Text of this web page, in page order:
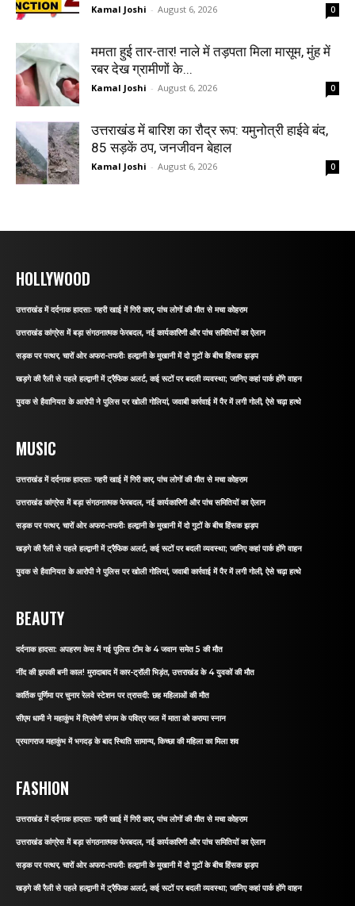
Kamal Joshi - August 6, 2026 0
ममता हुई तार-तार! नाले में तड़पता मिला मासूम, मुंह में
रबर देख ग्रामीणों के...
Kamal Joshi - August 6, 2026 0
उत्तराखंड में बारिश का रौद्र रूप: यमुनोत्री हाईवे बंद,
85 सड़कें ठप, जनजीवन बेहाल
Kamal Joshi - August 6, 2026 0
HOLLYWOOD
उत्तराखंड में दर्दनाक हादसाः गहरी खाई में गिरी कार, पांच लोगों की मौत से मचा कोहराम
उत्तराखंड कांग्रेस में बड़ा संगठनात्मक फेरबदल, नई कार्यकारिणी और पांच समितियों का ऐलान
सड़क पर पत्थर, चारों ओर अफरा-तफरीः हल्द्वानी के मुखानी में दो गुटों के बीच हिंसक झड़प
खड़गे की रैली से पहले हल्द्वानी में ट्रैफिक अलर्ट, कई रूटों पर बदली व्यवस्था; जानिए कहां पार्क होंगे वाहन
युवक से हैवानियत के आरोपी ने पुलिस पर खोली गोलियां, जवाबी कार्रवाई में पैर में लगी गोली, ऐसे चढ़ा हत्थे
MUSIC
उत्तराखंड में दर्दनाक हादसाः गहरी खाई में गिरी कार, पांच लोगों की मौत से मचा कोहराम
उत्तराखंड कांग्रेस में बड़ा संगठनात्मक फेरबदल, नई कार्यकारिणी और पांच समितियों का ऐलान
सड़क पर पत्थर, चारों ओर अफरा-तफरीः हल्द्वानी के मुखानी में दो गुटों के बीच हिंसक झड़प
खड़गे की रैली से पहले हल्द्वानी में ट्रैफिक अलर्ट, कई रूटों पर बदली व्यवस्था; जानिए कहां पार्क होंगे वाहन
युवक से हैवानियत के आरोपी ने पुलिस पर खोली गोलियां, जवाबी कार्रवाई में पैर में लगी गोली, ऐसे चढ़ा हत्थे
BEAUTY
दर्दनाक हादसा: अपहरण केस में गई पुलिस टीम के 4 जवान समेत 5 की मौत
नींद की झपकी बनी काल! मुरादाबाद में कार-ट्रॉली भिड़ंत, उत्तराखंड के 4 युवकों की मौत
कार्तिक पूर्णिमा पर चुनार रेलवे स्टेशन पर त्रासदी: छह महिलाओं की मौत
सीएम धामी ने महाकुंभ में त्रिवेणी संगम के पवित्र जल में माता को कराया स्नान
प्रयागराज महाकुंभ में भगदड़ के बाद स्थिति सामान्य, किच्छा की महिला का मिला शव
FASHION
उत्तराखंड में दर्दनाक हादसाः गहरी खाई में गिरी कार, पांच लोगों की मौत से मचा कोहराम
उत्तराखंड कांग्रेस में बड़ा संगठनात्मक फेरबदल, नई कार्यकारिणी और पांच समितियों का ऐलान
सड़क पर पत्थर, चारों ओर अफरा-तफरीः हल्द्वानी के मुखानी में दो गुटों के बीच हिंसक झड़प
खड़गे की रैली से पहले हल्द्वानी में ट्रैफिक अलर्ट, कई रूटों पर बदली व्यवस्था; जानिए कहां पार्क होंगे वाहन